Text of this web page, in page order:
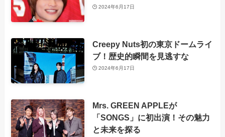
2024年6月17日
Creepy Nuts初の東京ドームライ
ブ！歴史的瞬間を見逃すな
2024年6月17日
Mrs. GREEN APPLEが
「SONGS」に初出演！その魅力
と未来を探る